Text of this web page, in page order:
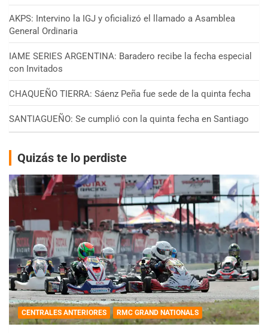
AKPS: Intervino la IGJ y oficializó el llamado a Asamblea
General Ordinaria
IAME SERIES ARGENTINA: Baradero recibe la fecha especial
con Invitados
CHAQUEÑO TIERRA: Sáenz Peña fue sede de la quinta fecha
SANTIAGUEÑO: Se cumplió con la quinta fecha en Santiago
Quizás te lo perdiste
CENTRALES ANTERIORES RMC GRAND NATIONALS